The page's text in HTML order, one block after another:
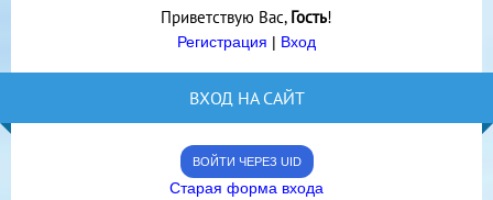
Приветствую Вас, Гость!
Регистрация | Вход
ВХОД НА САЙТ
ВОЙТИ ЧЕРЕЗ UID
Старая форма входа